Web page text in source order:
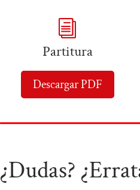
i
Partitura
Descargar PDF
¿Dudas?